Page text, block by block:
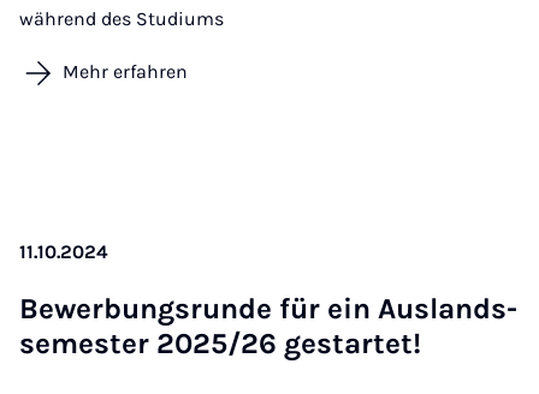
während des Studiums
Mehr erfahren
11.10.2024
Be­wer­bungs­run­de für ein Aus­lands­
se­mes­ter 2025/26 ge­st­ar­tet!